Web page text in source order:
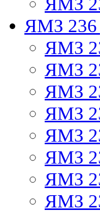
ЯМЗ
ЯМЗ
ЯМЗ
ЯМЗ
ЯМЗ
ЯМЗ
ЯМЗ
ЯМЗ
ЯМЗ